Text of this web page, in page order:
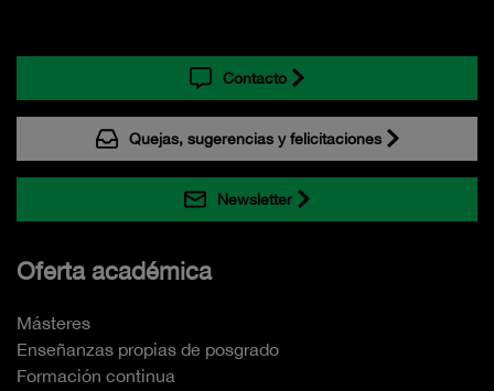
Contacto
Quejas, sugerencias y felicitaciones
Newsletter
Oferta académica
Másteres
Enseñanzas propias de posgrado
Formación continua